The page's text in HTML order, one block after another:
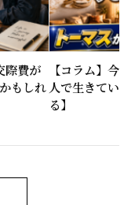
際費が
もしれ
【コラム】今
人で生きてい
る】